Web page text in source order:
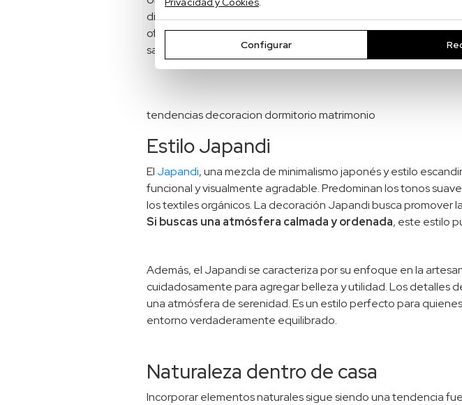
diseño modular para agregar unasensación de simetría y
ofrecen soluciones prácticas que combinan diseño con
sacrificar el estilo.
tendencias decoracion dormitorio matrimonio
Estilo Japandi
El Japandi, una mezcla de minimalismo japonés y estilo
funcional y visualmente agradable. Predominan los tonos
los textiles orgánicos. La decoración Japandi busca promover
Si buscas una atmósfera calmada y ordenada, este estilo
Además, el Japandi se caracteriza por su enfoque en la
cuidadosamente para agregar belleza y utilidad. Los detalles
una atmósfera de serenidad. Es un estilo perfecto para
entorno verdaderamente equilibrado.
Naturaleza dentro de casa
Incorporar elementos naturales sigue siendo una tendencia
Configurar